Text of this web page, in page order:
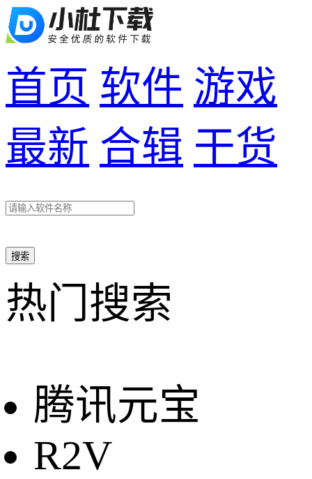
首页 软件 游戏
最新 合辑 干货
搜索
热门搜索
腾讯元宝
R2V